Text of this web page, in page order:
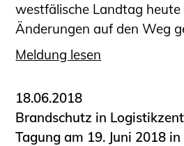
westfälische Landtag
Änderungen auf den Weg
Meldung lesen
18.06.2018
Brandschutz in
Tagung am 19. Juni 2018